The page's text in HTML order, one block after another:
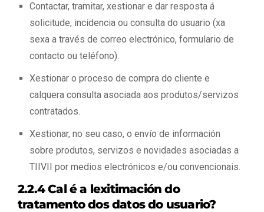
Contactar, tramitar, xestionar e dar resposta á
solicitude, incidencia ou consulta do usuario (xa
sexa a través de correo electrónico, formulario de
contacto ou teléfono).
Xestionar o proceso de compra do cliente e
calquera consulta asociada aos produtos/servizos
contratados.
Xestionar, no seu caso, o envío de información
sobre produtos, servizos e novidades asociadas a
TIIVII por medios electrónicos e/ou convencionais.
2.2.4 Cal é a lexitimación do
tratamento dos datos do usuario?